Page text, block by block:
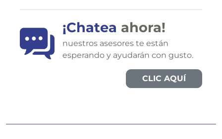
¡Chatea ahora!
nuestros asesores te están
esperando y ayudarán con gusto.
CLIC AQUÍ